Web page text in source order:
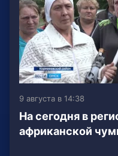
9 августа в 14:38
На сегодня в
африканской